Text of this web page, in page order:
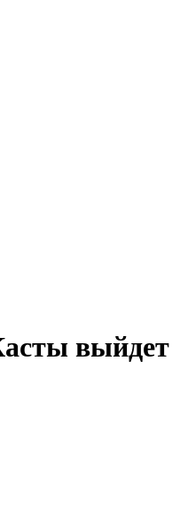
выйдет